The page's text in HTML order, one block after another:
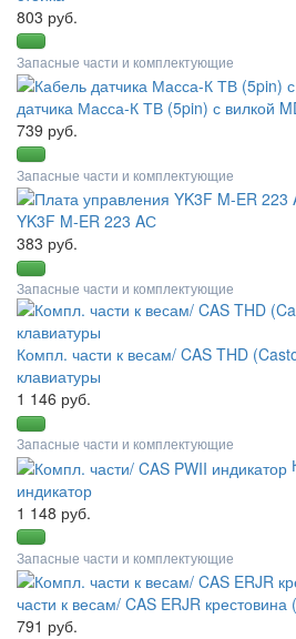
803 руб.
Запасные части и комплектующие
датчика Масса-К ТВ (5pin) с вилкой
739 руб.
Запасные части и комплектующие
YK3F M-ER 223 AС
383 руб.
Запасные части и комплектующие
Компл. части к весам/ CAS THD
клавиатуры
1 146 руб.
Запасные части и комплектующие
индикатор
1 148 руб.
Запасные части и комплектующие
части к весам/ CAS ERJR крестовина
791 руб.